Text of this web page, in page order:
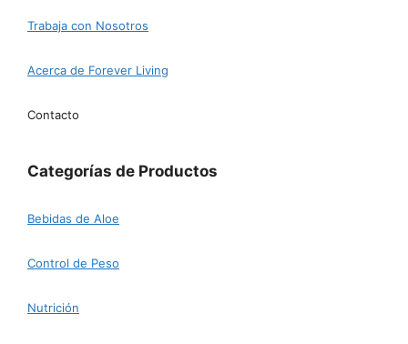
Trabaja con Nosotros
Acerca de Forever Living
Contacto
Categorías de Productos
Bebidas de Aloe
Control de Peso
Nutrición